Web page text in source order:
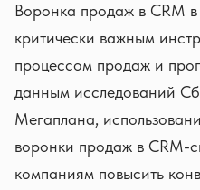
Воронка продаж в CRM
критически важным
процессом продаж и
данным исследований
Мегаплана,
воронки продаж в CRM-
компаниям повысить